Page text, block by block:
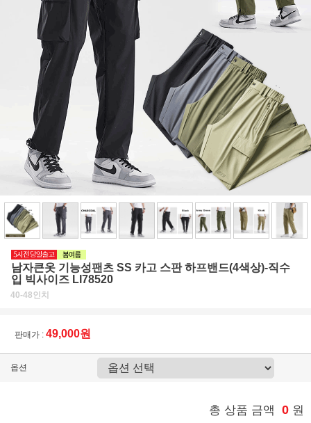
남자큰옷 기능성팬츠 SS 카고 스판 하프밴드(4색상)-직수
입 빅사이즈 LI78520
40-48인치
판매가 : 49,000원
옵션
총 상품 금액 0 원